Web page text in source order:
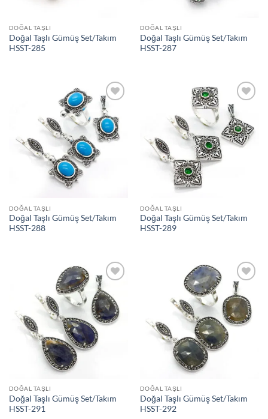
DOĞAL TAŞLI
Doğal Taşlı Gümüş Set/Takım
HSST-285
DOĞAL TAŞLI
Doğal Taşlı Gümüş Set/Takım
HSST-287
İstek
Listeme
Ekle
DOĞAL TAŞLI
Doğal Taşlı Gümüş Set/Takım
HSST-288
Listeme
Ekle
DOĞAL TAŞLI
Doğal Taşlı Gümüş Set/Takım
HSST-289
İstek
Listeme
Ekle
DOĞAL TAŞLI
Doğal Taşlı Gümüş Set/Takım
HSST-291
İstek
Listeme
Ekle
DOĞAL TAŞLI
Doğal Taşlı Gümüş Set/Takım
HSST-292